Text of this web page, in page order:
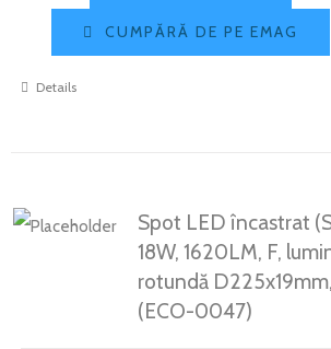
CUMPĂRĂ DE PE EMAG
Details
Spot LED încastrat
18W, 1620LM, F,
rotundă
(ECO-0047)